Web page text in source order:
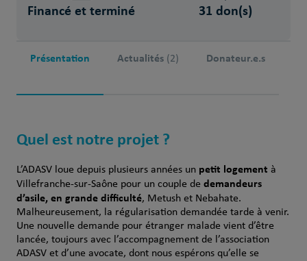
Financé et terminé 31 don(s)
Présentation Actualités (2) Donateur.e.s
Quel est notre projet ?
L’ADASV loue depuis plusieurs années unpetit logement à
Villefranche-sur-Saône pour un couple de demandeurs
d’asile, en grande difficulté, Metush et Nebahate.
Malheureusement, la régularisation demandée tarde à venir.
Une nouvelle demande pour étranger malade vient d’être
lancée, toujours avec l’accompagnement de l’association
ADASV et d’une avocate, dont nous espérons qu’elle se